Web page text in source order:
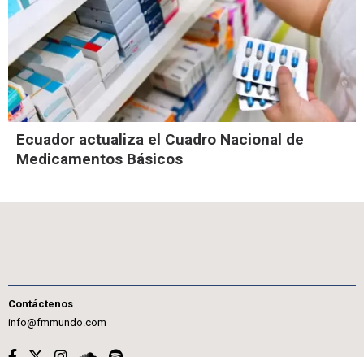
Ecuador actualiza el Cuadro Nacional de
Medicamentos Básicos
Contáctenos
info@fmmundo.com